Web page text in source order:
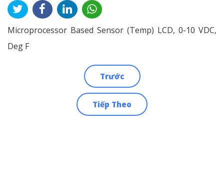
Microprocessor Based Sensor (Temp) LCD, 0-10 VDC,
Deg F
Trước
Tiếp Theo